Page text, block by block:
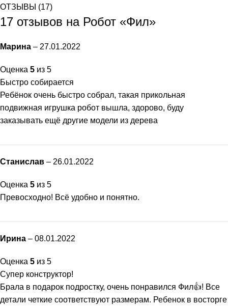
ОТЗЫВЫ (17)
17 отзывов на Робот «Фил»
Марина – 27.01.2022
Оценка 5 из 5
Быстро собирается
Ребёнок очень быстро собрал, такая прикольная
подвижная игрушка робот вышла, здорово, буду
заказывать ещё другие модели из дерева
Станислав – 26.01.2022
Оценка 5 из 5
Превосходно! Всё удобно и понятно.
Ирина – 08.01.2022
Оценка 5 из 5
Супер конструктор!
Брала в подарок подростку, очень понравился Фил👍! Все
детали четкие соответствуют размерам. Ребенок в восторге